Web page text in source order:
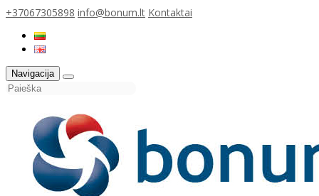
+37067305898 info@bonum.lt Kontaktai
Navigacija